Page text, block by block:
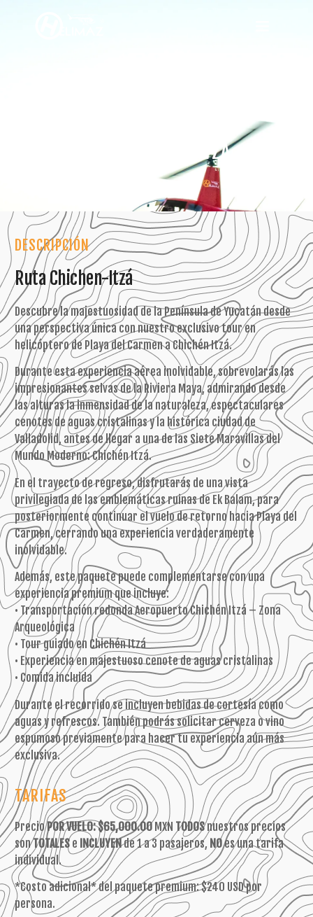
RUTA CHICHEN-ITZÁ
DESCRIPCIÓN
Ruta Chichen-Itzá
Descubre la majestuosidad de la Península de Yucatán desde
una perspectiva única con nuestro exclusivo tour en
helicóptero de Playa del Carmen a Chichén Itzá.
Durante esta experiencia aérea inolvidable, sobrevolarás las
impresionantes selvas de la Riviera Maya, admirando desde
las alturas la inmensidad de la naturaleza, espectaculares
cenotes de aguas cristalinas y la histórica ciudad de
Valladolid, antes de llegar a una de las Siete Maravillas del
Mundo Moderno: Chichén Itzá.
En el trayecto de regreso, disfrutarás de una vista
privilegiada de las emblemáticas ruinas de Ek Balam, para
posteriormente continuar el vuelo de retorno hacia Playa del
Carmen, cerrando una experiencia verdaderamente
inolvidable.
Además, este paquete puede complementarse con una
experiencia premium que incluye:
• Transportación redonda Aeropuerto Chichén Itzá – Zona
Arqueológica
• Tour guiado en Chichén Itzá
• Experiencia en majestuoso cenote de aguas cristalinas
• Comida incluida
Durante el recorrido se incluyen bebidas de cortesía como
aguas y refrescos. También podrás solicitar cerveza o vino
espumoso previamente para hacer tu experiencia aún más
exclusiva.
TARIFAS
PrecioPOR VUELO:$65,000.00MXN TODOSnuestros precios
sonTOTALES e INCLUYENde 1 a 3 pasajeros, NOes una tarifa
individual.
*Costo adicional* del paquete premium: $240 USD por
persona.